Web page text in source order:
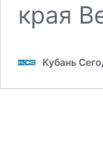
края
Кубань